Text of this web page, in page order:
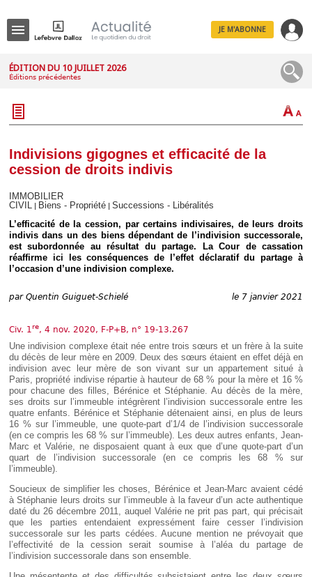
IT
JE M'ABONNE
ÉDITION DU 10 JUILLET 2026
Éditions précédentes
Indivisions gigognes et efficacité de la
cession de droits indivis
IMMOBILIER
CIVIL
Biens - Propriété Successions - Libéralités
L’efficacité de la cession, par certains indivisaires, de leurs droits
indivis dans un des biens dépendant de l’indivision successorale,
est subordonnée au résultat du partage. La Cour de cassation
réaffirme ici les conséquences de l’effet déclaratif du partage à
l’occasion d’une indivision complexe.
par Quentin Guiguet-Schielé le 7 janvier 2021
Civ. 1 re, 4 nov. 2020, F-P+B, n° 19-13.267
Une indivision complexe était née entre trois sœurs et un frère à la suite
du décès de leur mère en 2009. Deux des sœurs étaient en effet déjà en
indivision avec leur mère de son vivant sur un appartement situé à
Paris, propriété indivise répartie à hauteur de 68 % pour la mère et 16 %
pour chacune des filles, Bérénice et Stéphanie. Au décès de la mère,
ses droits sur l’immeuble intégrèrent l’indivision successorale entre les
quatre enfants. Bérénice et Stéphanie détenaient ainsi, en plus de leurs
16 % sur l’immeuble, une quote-part d’1/4 de l’indivision successorale
(en ce compris les 68 % sur l’immeuble). Les deux autres enfants, Jean-
Marc et Valérie, ne disposaient quant à eux que d’une quote-part d’un
quart de l’indivision successorale (en ce compris les 68 % sur
l’immeuble).
Soucieux de simplifier les choses, Bérénice et Jean-Marc avaient cédé
à Stéphanie leurs droits sur l’immeuble à la faveur d’un acte authentique
daté du 26 décembre 2011, auquel Valérie ne prit pas part, qui précisait
que les parties entendaient expressément faire cesser l’indivision
successorale sur les parts cédées. Aucune mention ne prévoyait que
l’effectivité de la cession serait soumise à l’aléa du partage de
l’indivision successorale dans son ensemble.